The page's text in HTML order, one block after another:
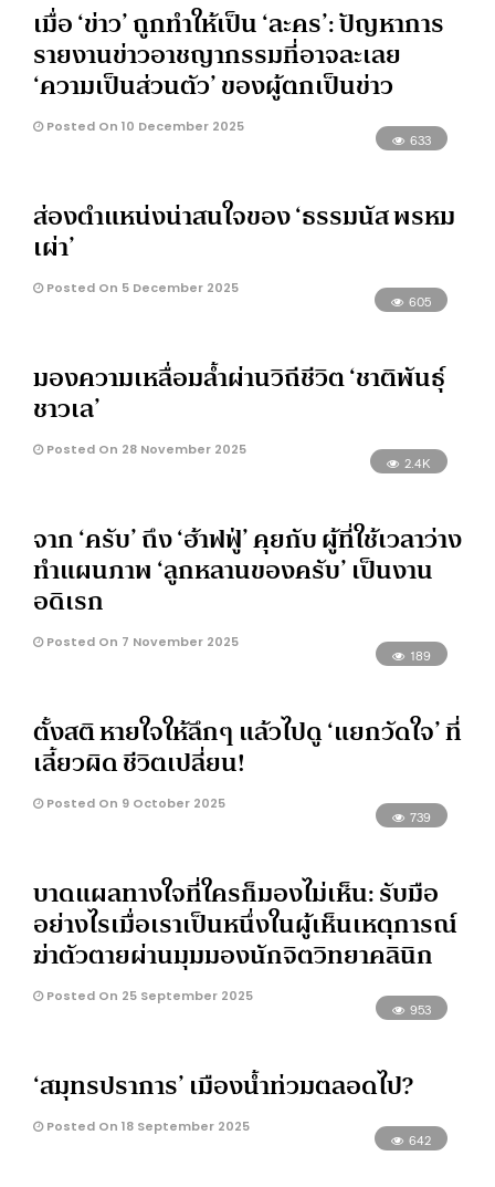
เมื่อ ‘ข่าว’ ถูกทำให้เป็น ‘ละคร’: ปัญหาการ
รายงานข่าวอาชญากรรมที่อาจละเลย
‘ความเป็นส่วนตัว’ ของผู้ตกเป็นข่าว
Posted On 10 December 2025
633
ส่องตำแหน่งน่าสนใจของ ‘ธรรมนัส พรหม
เผ่า’
Posted On 5 December 2025
605
มองความเหลื่อมล้ำผ่านวิถีชีวิต ‘ชาติพันธุ์
ชาวเล’
Posted On 28 November 2025
2.4K
จาก ‘ครับ’ ถึง ‘ฮ้าฟฟู่’ คุยกับ ผู้ที่ใช้เวลาว่าง
ทำแผนภาพ ‘ลูกหลานของครับ’ เป็นงาน
อดิเรก
Posted On 7 November 2025
189
ตั้งสติ หายใจให้ลึกๆ แล้วไปดู ‘แยกวัดใจ’ ที่
เลี้ยวผิด ชีวิตเปลี่ยน!
Posted On 9 October 2025
739
บาดแผลทางใจที่ใครก็มองไม่เห็น: รับมือ
อย่างไรเมื่อเราเป็นหนึ่งในผู้เห็นเหตุการณ์
ฆ่าตัวตายผ่านมุมมองนักจิตวิทยาคลินิก
Posted On 25 September 2025
953
‘สมุทรปราการ’ เมืองน้ำท่วมตลอดไป?
Posted On 18 September 2025
642